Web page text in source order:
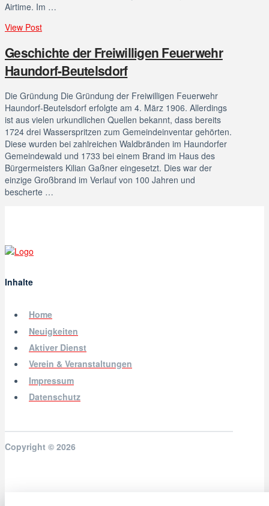
Airtime. Im …
View Post
Geschichte der Freiwilligen Feuerwehr
Haundorf-Beutelsdorf
Die Gründung Die Gründung der Freiwilligen Feuerwehr
Haundorf-Beutelsdorf erfolgte am 4. März 1906. Allerdings
ist aus vielen urkundlichen Quellen bekannt, dass bereits
1724 drei Wasserspritzen zum Gemeindeinventar gehörten.
Diese wurden bei zahlreichen Waldbränden im Haundorfer
Gemeindewald und 1733 bei einem Brand im Haus des
Bürgermeisters Kilian Gaßner eingesetzt. Dies war der
einzige Großbrand im Verlauf von 100 Jahren und
bescherte …
Inhalte
Home
Neuigkeiten
Aktiver Dienst
Verein & Veranstaltungen
Impressum
Datenschutz
Copyright © 2026